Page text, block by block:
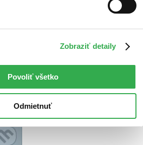
Zobraziť detaily
Povoliť všetko
Odmietnuť